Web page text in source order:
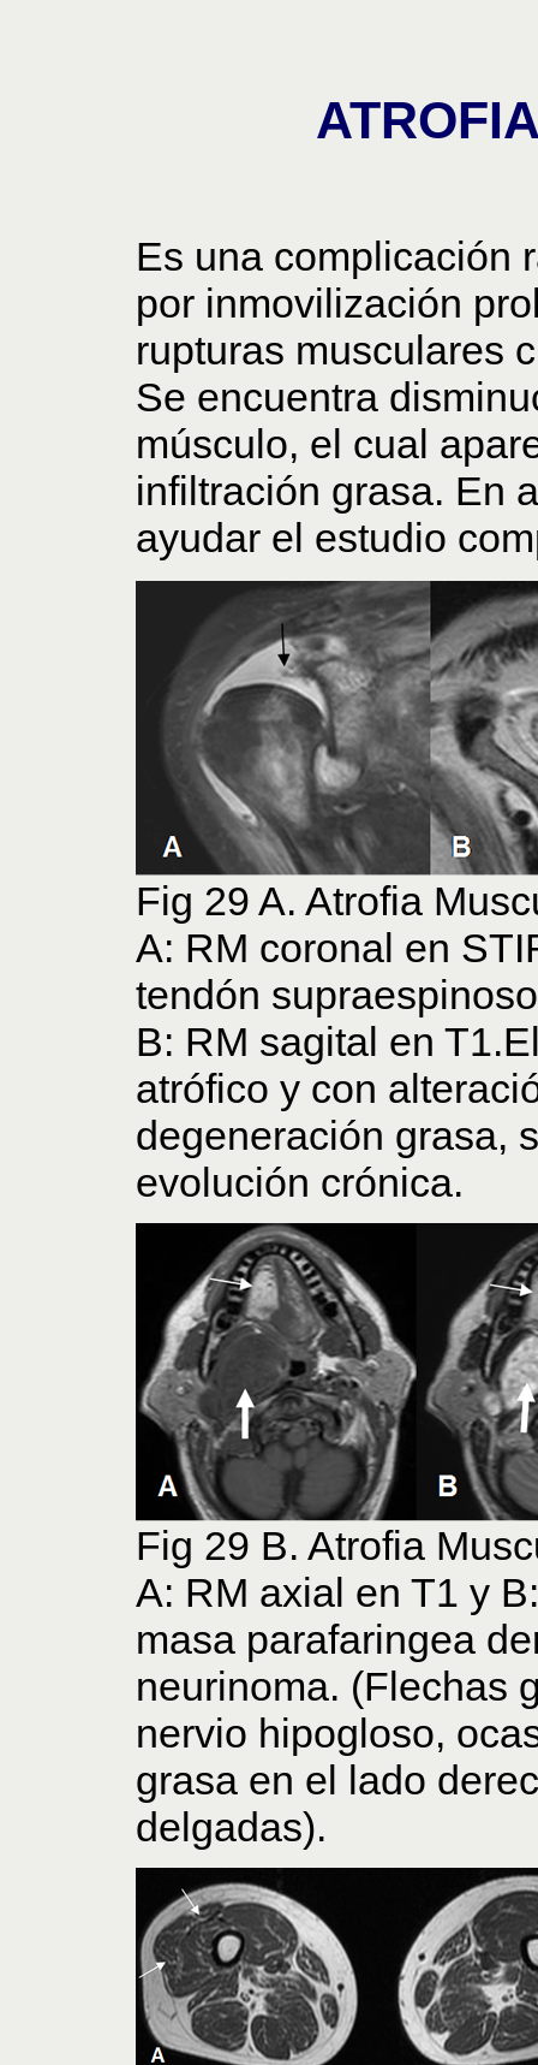
Es una complicación
por inmovilización
rupturas musculares
Se encuentra
músculo, el cual
infiltración grasa. En
ayudar el estudio
Fig 29 A. Atrofia
A: RM coronal en
tendón
B: RM sagital en
atrófico y con
degeneración grasa,
evolución crónica.
Fig 29 B. Atrofia
A: RM axial en T1 y
masa parafaringea
neurinoma. (Flechas
nervio hipogloso,
grasa en el lado
delgadas).